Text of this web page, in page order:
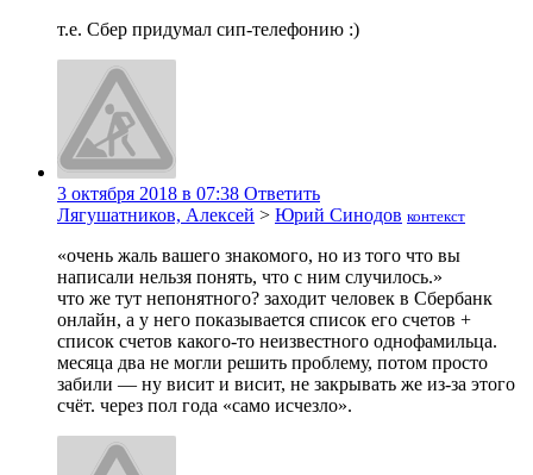
т.е. Сбер придумал сип-телефонию :)
3 октября 2018 в 07:38 Ответить
Лягушатников, Алексей > Юрий Синодов контекст
«очень жаль вашего знакомого, но из того что вы
написали нельзя понять, что с ним случилось.»
что же тут непонятного? заходит человек в Сбербанк
онлайн, а у него показывается список его счетов +
список счетов какого-то неизвестного однофамильца.
месяца два не могли решить проблему, потом просто
забили — ну висит и висит, не закрывать же из-за этого
счёт. через пол года «само исчезло».